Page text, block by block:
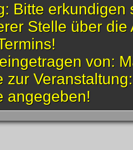
Bitte erkundigen
Stelle über die
von:
zur
angegeben!